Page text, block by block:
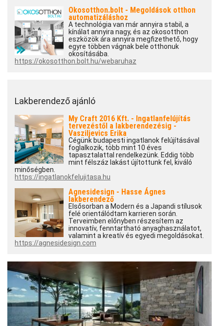
Okosotthon.bolt - Megoldások otthon
automatizáláshoz
A technológia van már annyira stabil, a
kínálat annyira nagy, és az okosotthon
eszközök ára annyira megfizethető, hogy
egyre többen vágnak bele otthonuk
okosításába.
https://okosotthon.bolt.hu/webaruhaz
Lakberendező ajánló
My Craft 2016 Kft. - Ingatlanfelújítás
tervezéstől a lakberendezésig -
Vasziljevics Erika
Cégünk budapesti ingatlanok felújításával
foglalkozik, több mint 10 éves
tapasztalattal rendelkezünk. Eddig több
mint félszáz lakást újítottunk fel, kiváló
minőségben.
https://ingatlanokfelujitasa.hu
Agnesidesign - Hasse Ágnes
lakberendező
Elsősorban a Modern és a Japandi stílusok
felé orientálódtam karrieren során.
Terveimben előnyben részesítem az
innovatív, fenntartható anyaghasználatot,
valamint a kreatív és egyedi megoldásokat.
https://agnesidesign.com